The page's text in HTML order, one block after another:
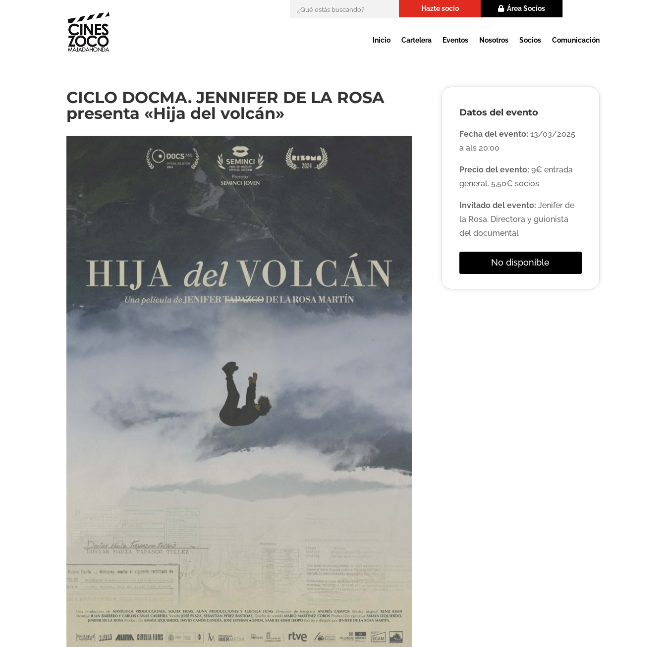
Hazte socio Área Socios
Inicio Cartelera Eventos Nosotros Socios Comunicación
CICLO DOCMA. JENNIFER DE LA ROSA
presenta «Hija del volcán»
Datos del evento
Fecha del evento: 13/03/2025
a als 20:00
Precio del evento: 9€ entrada
general. 5,50€ socios
Invitado del evento: Jenifer de
la Rosa. Directora y guionista
del documental
No disponible